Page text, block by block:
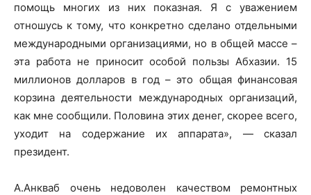
помощь многих из них показная. Я с уважением
отношусь к тому, что конкретно сделано отдельными
международными организациями, но в общей массе –
эта работа не приносит особой пользы Абхазии. 15
миллионов долларов в год – это общая финансовая
корзина деятельности международных организаций,
как мне сообщили. Половина этих денег, скорее всего,
уходит на содержание их аппарата», — сказал
президент.
А.Анкваб очень недоволен качеством ремонтных